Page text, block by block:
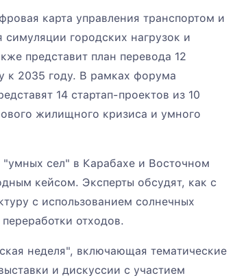
карта управления транспортом и
городских нагрузок и
представит план перевода 12
к 2035 году. В рамках форума
14 стартап-проектов из 10
жилищного кризиса и умного
сел" в Карабахе и Восточном
кейсом. Эксперты обсудят, как с
с использованием солнечных
отходов.
неделя", включающая тематические
и дискуссии с участием